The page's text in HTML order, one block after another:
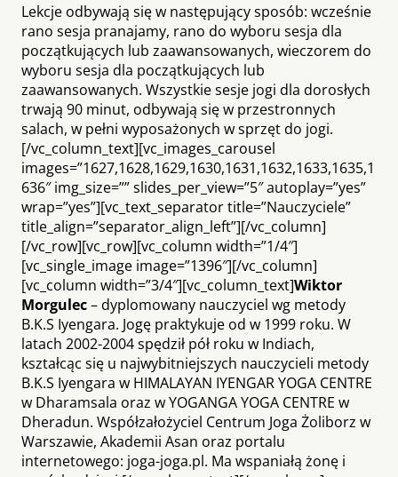
Lekcje odbywają się w następujący sposób: wcześnie
rano sesja pranajamy, rano do wyboru sesja dla
początkujących lub zaawansowanych, wieczorem do
wyboru sesja dla początkujących lub
zaawansowanych. Wszystkie sesje jogi dla dorosłych
trwają 90 minut, odbywają się w przestronnych
salach, w pełni wyposażonych w sprzęt do jogi.
[/vc_column_text][vc_images_carousel
images=”1627,1628,1629,1630,1631,1632,1633,1635,1
636″ img_size=”” slides_per_view=”5″ autoplay=”yes”
wrap=”yes”][vc_text_separator title=”Nauczyciele”
title_align=”separator_align_left”][/vc_column]
[/vc_row][vc_row][vc_column width=”1/4″]
[vc_single_image image=”1396″][/vc_column]
[vc_column width=”3/4″][vc_column_text]Wiktor
Morgulec– dyplomowany nauczyciel wg metody
B.K.S Iyengara. Jogę praktykuje od w 1999 roku. W
latach 2002-2004 spędził pół roku w Indiach,
kształcąc się u najwybitniejszych nauczycieli metody
B.K.S Iyengara w HIMALAYAN IYENGAR YOGA CENTRE
w Dharamsala oraz w YOGANGA YOGA CENTRE w
Dheradun. Współzałożyciel Centrum Joga Żoliborz w
Warszawie, Akademii Asan oraz portalu
internetowego: joga-joga.pl. Ma wspaniałą żonę i